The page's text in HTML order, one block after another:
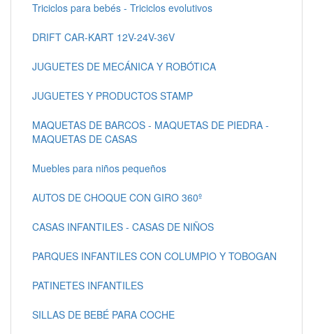
Triciclos para bebés - Triciclos evolutivos
DRIFT CAR-KART 12V-24V-36V
JUGUETES DE MECÁNICA Y ROBÓTICA
JUGUETES Y PRODUCTOS STAMP
MAQUETAS DE BARCOS - MAQUETAS DE PIEDRA -
MAQUETAS DE CASAS
Muebles para niños pequeños
AUTOS DE CHOQUE CON GIRO 360º
CASAS INFANTILES - CASAS DE NIÑOS
PARQUES INFANTILES CON COLUMPIO Y TOBOGAN
PATINETES INFANTILES
SILLAS DE BEBÉ PARA COCHE